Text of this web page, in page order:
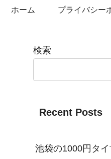
ホーム プライバシー
検索
Recent Posts
池袋の1000円タ